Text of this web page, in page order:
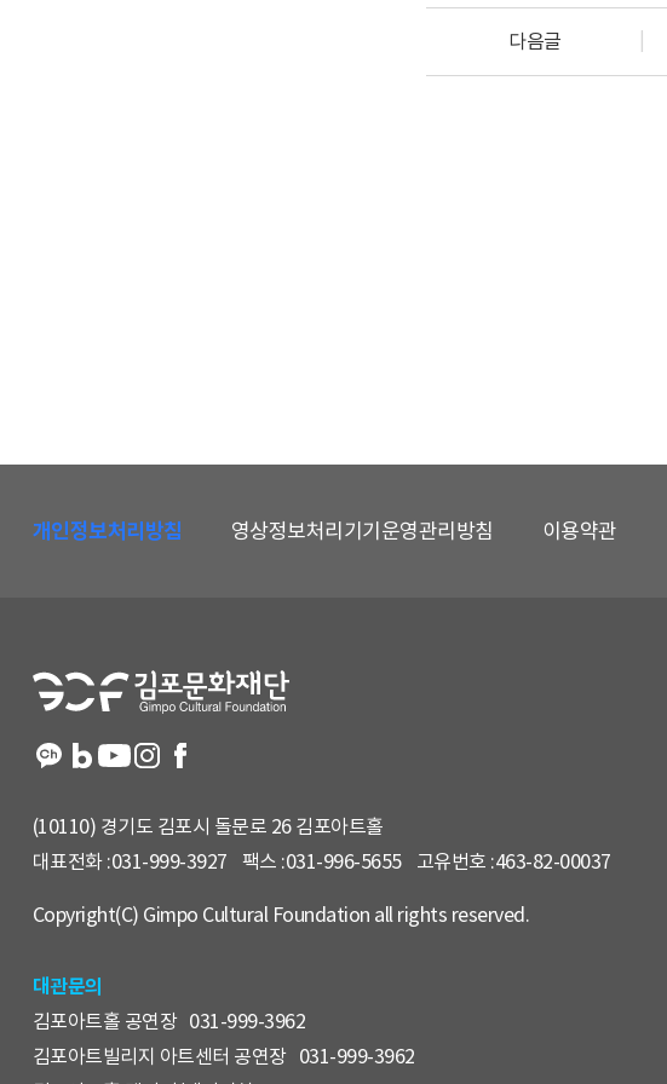
다음글
개인정보처리방침 영상정보처리기기운영관리방침 이용약관
(10110) 경기도 김포시 돌문로 26 김포아트홀
대표전화 :031-999-3927 팩스 :031-996-5655 고유번호 :463-82-00037
Copyright(C) Gimpo Cultural Foundation all rights reserved.
대관문의
김포아트홀 공연장 031-999-3962
김포아트빌리지 아트센터 공연장 031-999-3962